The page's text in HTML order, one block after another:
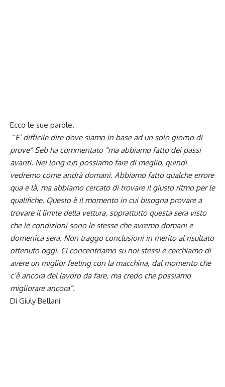
Ecco le sue parole.
“E’ difficile dire dove siamo in base ad un solo giorno di
prove” Seb ha commentato “ma abbiamo fatto dei passi
avanti. Nei long run possiamo fare di meglio, quindi
vedremo come andrà domani. Abbiamo fatto qualche errore
qua e là, ma abbiamo cercato di trovare il giusto ritmo per le
qualifiche. Questo è il momento in cui bisogna provare a
trovare il limite della vettura, soprattutto questa sera visto
che le condizioni sono le stesse che avremo domani e
domenica sera. Non traggo conclusioni in merito al risultato
ottenuto oggi. Ci concentriamo su noi stessi e cerchiamo di
avere un miglior feeling con la macchina, dal momento che
c’è ancora del lavoro da fare, ma credo che possiamo
migliorare ancora”.
Di Giuly Bellani